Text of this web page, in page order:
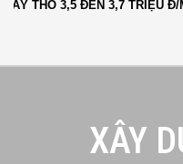
ĐẾN 3,7 TRIỆU Đ/M2 – GIÁ
XÂY